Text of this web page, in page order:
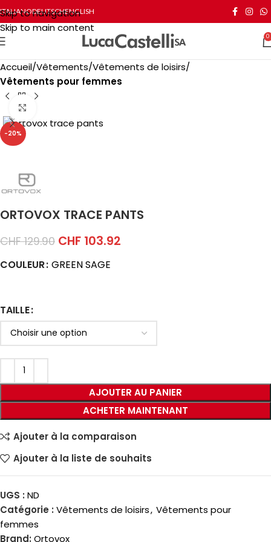
Skip to navigation
Skip to main content
ITALIANODEUTSCHENGLISH
0
Accueil Vêtements Vêtements de loisirs
Vêtements pour femmes
-20%
ORTOVOX TRACE PANTS
CHF129.90 CHF 103.92
COULEUR GREEN SAGE
TAILLE
AJOUTER AU PANIER
ACHETER MAINTENANT
Ajouter à la comparaison
Ajouter à la liste de souhaits
UGS : ND
Catégorie : Vêtements de loisirs, Vêtements pour
femmes
Brand: Ortovox